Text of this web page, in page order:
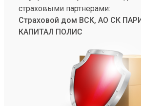
страховыми партнерами:
Страховой дом ВСК, АО СК
КАПИТАЛ ПОЛИС